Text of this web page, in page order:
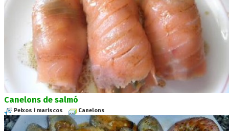
Canelons de salmó
Peixos i mariscos Canelons